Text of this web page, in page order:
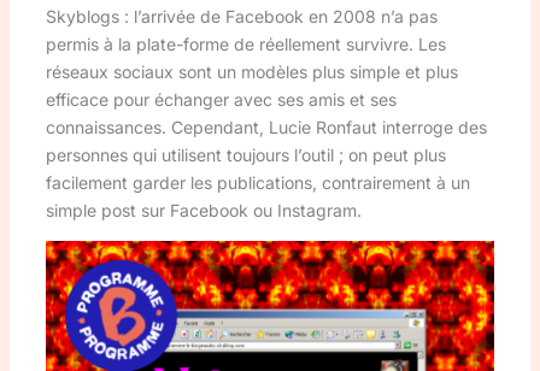
Skyblogs : l’arrivée de Facebook en 2008 n’a pas
permis à la plate-forme de réellement survivre. Les
réseaux sociaux sont un modèles plus simple et plus
efficace pour échanger avec ses amis et ses
connaissances. Cependant, Lucie Ronfaut interroge des
personnes qui utilisent toujours l’outil ; on peut plus
facilement garder les publications, contrairement à un
simple post sur Facebook ou Instagram.